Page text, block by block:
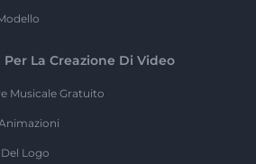
La Creazione Di Video
Musicale Gratuito
Logo